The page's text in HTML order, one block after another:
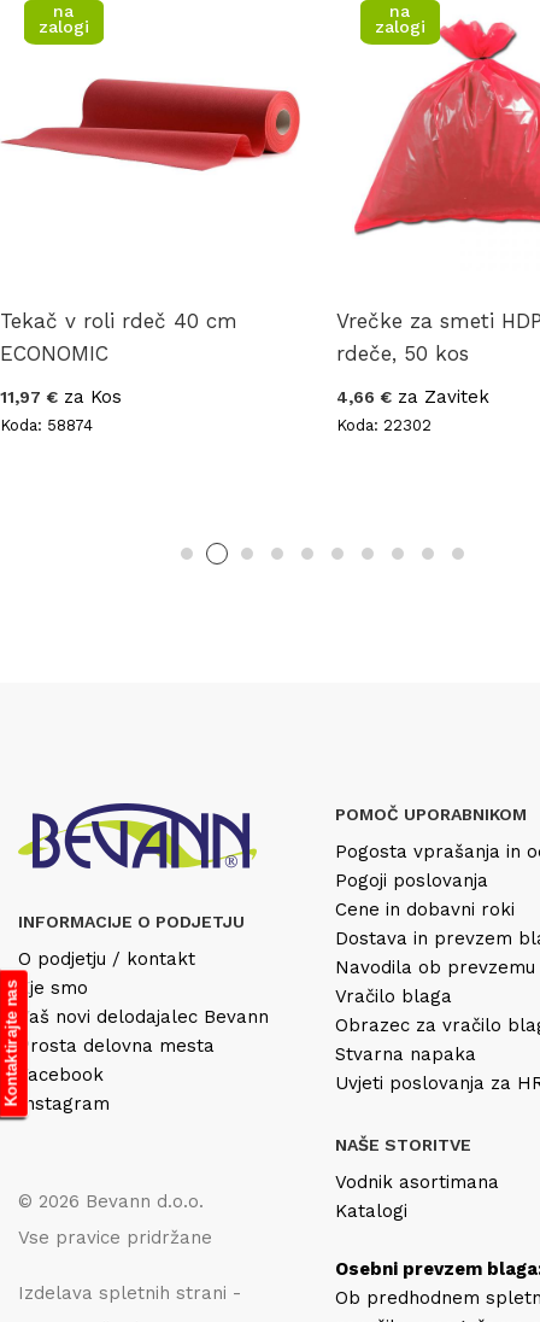
na
zalogi
Tekač v roli rdeč 40 cm
ECONOMIC
11,97 € za Kos
Koda: 58874
na
zalogi
Vrečke za smeti
rdeče, 50 kos
4,66 € za Zavitek
Koda: 22302
INFORMACIJE O PODJETJU
O podjetju / kontakt
Kje smo
Vaš novi delodajalec Bevann
Prosta delovna mesta
Facebook
Instagram
© 2026 Bevann d.o.o.
Vse pravice pridržane
Izdelava spletnih strani -
POMOČ UPORABNIKOM
Pogosta vprašanja in
Pogoji poslovanja
Cene in dobavni roki
Dostava in prevzem
Navodila ob
Vračilo blaga
Obrazec za vračilo
Stvarna napaka
Uvjeti poslovanja za
NAŠE STORITVE
Vodnik asortimana
Katalogi
Osebni prevzem
Ob predhodnem
Kontaktirajte nas